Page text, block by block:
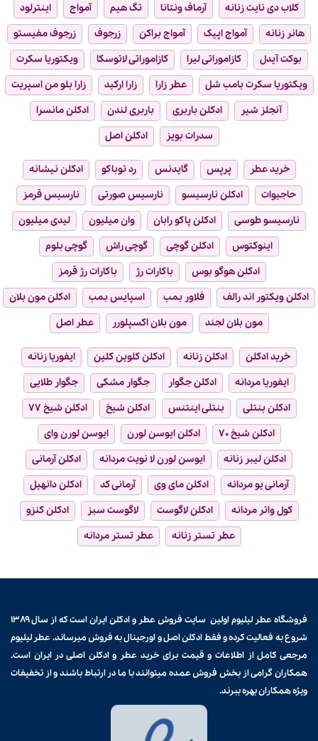
کلاب دی نایت زنانه
آرماف ونتانا تگ هیم آمواج
اینترلود
هانر زنانه
آمواج اپیک آمواج براکن زرجوف
زرجوف مفیستو
بوکت آیدل
کازاموراتی لیرا کازاموراتی لاتوسکا
ویکتوریا سکرت
ویکتوریا سکرت بامب شل
عطر زارا زارا ارکید
زارا بلو من اسپریت
آنجلز شیر
ادکلن باربری باربری لندن
ادکلن مانسرا
سدرات بویز
ادکلن اصل
خرید عطر پرپس گایدنس رد توباکو
ادکلن نیشانه
حاجیوات
ادکلن نارسیسو نارسیس صورتی
نارسیس قرمز
نارسیسو طوسی
ادکلن پاکو رابان وان میلیون
لیدی میلیون
اینوکتوس
ادکلن گوچی گوچی راش
گوچی بلوم
ادکلن هوگو بوس
باکارات رژ
باکارات رژ قرمز
ادکلن ویکتور اند رالف
فلاور بمب اسپایس بمب
ادکلن مون بلان
مون بلان لجند
مون بلان اکسپلورر عطر اصل
خرید ادکلن ادکلن زنانه ادکلن کلوین کلین
ایفوریا زنانه
ایفوریا مردانه
ادکلن جگوار جگوار مشکی
جگوار طلایی
ادکلن بنتلی
بنتلی اینتنس ادکلن شیخ
ادکلن شیخ ۷۷
ادکلن شیخ ۷۰
ادکلن ایوسن لورن
ایوسن لورن وای
ادکلن لیبر زنانه
ایوسن لورن لا نویت مردانه
ادکلن آرمانی
آرمانی یو مردانه
ادکلن مای وی آرمانی کد
ادکلن دانهیل
کول واتر مردانه
ادکلن لاگوست لاگوست سبز
ادکلن کنزو
عطر تستر زنانه
عطر تستر مردانه
فروشگاه عطر لیلیوم اولین سایت فروشعطر و ادکلن
ایران است که از سال ۱۳۸۹
شروع به فعالیت کرده و فقط ادکلن اصل و اورجینال به فروش میرساند. عطر لیلیوم
مرجعی کامل از اطلاعات و قیمت برایخرید عطر و ادکلن اصلی در ایران است.
همکاران گرامی از بخش فروش عمده میتوانند با ما در ارتباط باشند و از تخفیفات
ویژه همکاران بهره ببرند.